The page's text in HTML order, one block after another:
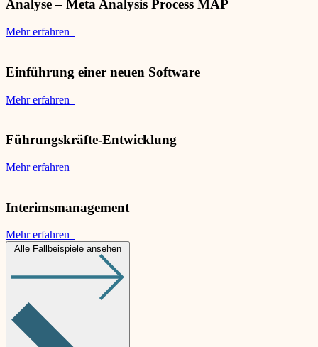
Analyse – Meta Analysis Process MAP
Mehr erfahren
Einführung einer neuen Software
Mehr erfahren
Führungskräfte-Entwicklung
Mehr erfahren
Interimsmanagement
Mehr erfahren
Alle Fallbeispiele ansehen